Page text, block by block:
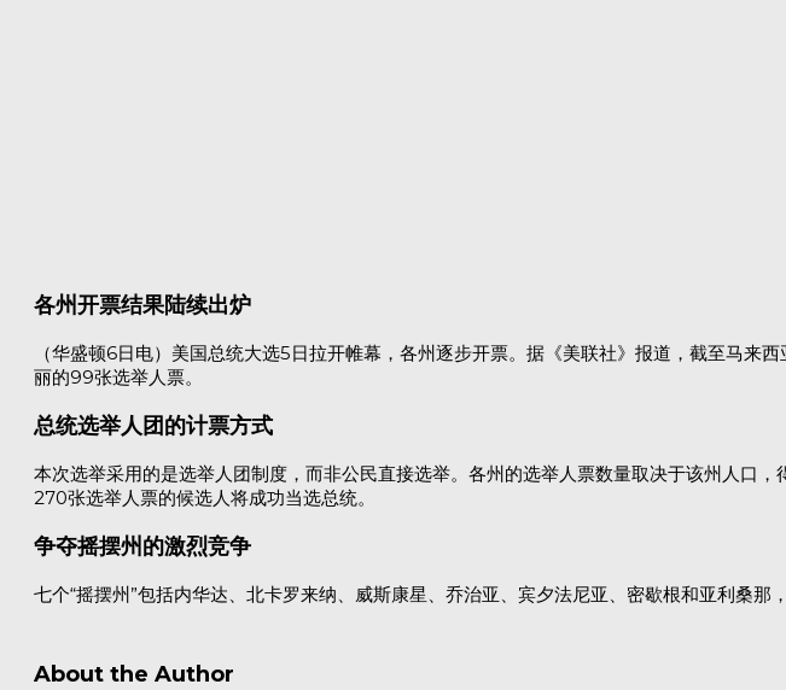
各州开票结果陆续出炉
（华盛顿6日电）美国总统大选5日拉开帷幕，各州逐步开票。据《美联社》报道，截至马
丽的99张选举人票。
总统选举人团的计票方式
本次选举采用的是选举人团制度，而非公民直接选举。各州的选举人票数量取决于该州人口
270张选举人票的候选人将成功当选总统。
争夺摇摆州的激烈竞争
七个“摇摆州”包括内华达、北卡罗来纳、威斯康星、乔治亚、宾夕法尼亚、密歇根和亚利桑那
About the Author